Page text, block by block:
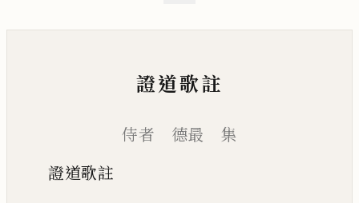
證道歌註
侍者 德最 集
證道歌註